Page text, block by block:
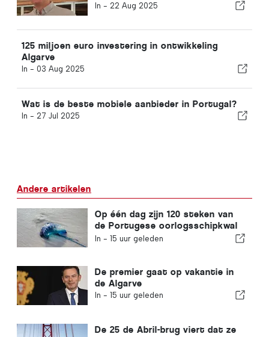
In - 22 Aug 2025
125 miljoen euro investering in ontwikkeling
Algarve
In - 03 Aug 2025
Wat is de beste mobiele aanbieder in Portugal?
In - 27 Jul 2025
Andere artikelen
Op één dag zijn 120 steken van
de Portugese oorlogsschipkwal
geregistreerd
In - 15 uur geleden
De premier gaat op vakantie in
de Algarve
In - 15 uur geleden
De 25 de Abril-brug viert dat ze